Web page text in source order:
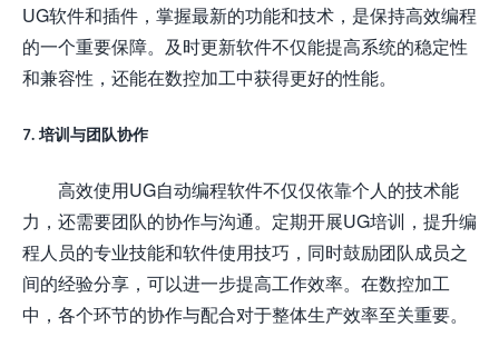
UG软件和插件，掌握最新的功能和技术，是保持高效编程
的一个重要保障。及时更新软件不仅能提高系统的稳定性
和兼容性，还能在数控加工中获得更好的性能。
7. 培训与团队协作
高效使用UG自动编程软件不仅仅依靠个人的技术能
力，还需要团队的协作与沟通。定期开展UG培训，提升编
程人员的专业技能和软件使用技巧，同时鼓励团队成员之
间的经验分享，可以进一步提高工作效率。在数控加工
中，各个环节的协作与配合对于整体生产效率至关重要。